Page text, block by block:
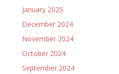
January 2025
December 2024
November 2024
October 2024
September 2024